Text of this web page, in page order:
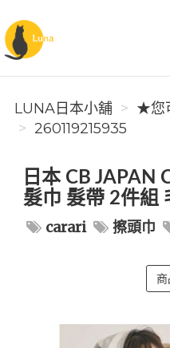
Luna日本小舖
LUNA日本小舖
★您
260119215935
日本 CB JAPAN
髮巾 髮帶 2件組
carari 擦頭巾
商